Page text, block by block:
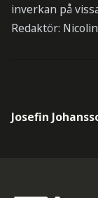
inverkan på
Redaktör:
Josefin